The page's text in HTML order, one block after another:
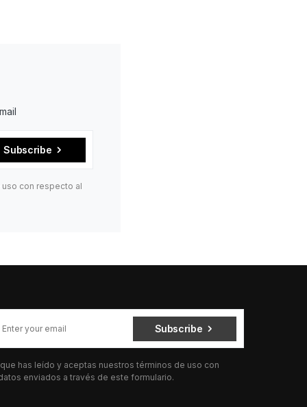
Subscribe
con respecto al
Subscribe
has leído y aceptas nuestros términos de uso con
enviados a través de este formulario.